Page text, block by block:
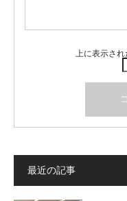
上に表示され
最近の記事